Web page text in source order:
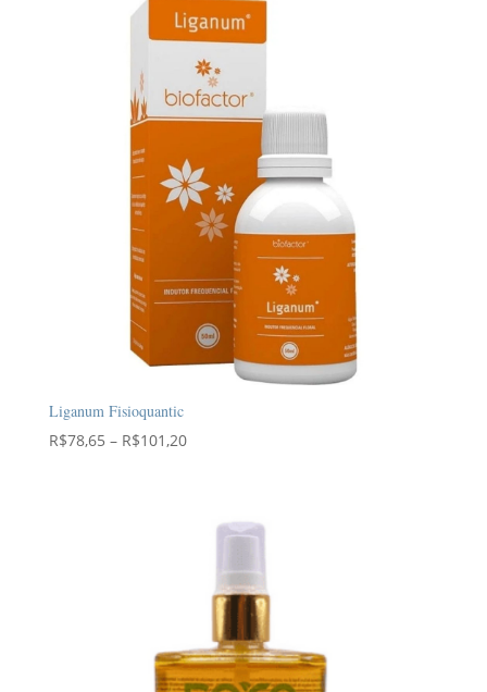
R$75,90
através
R$106,70
Liganum Fisioquantic
R$78,65 – R$101,20Faixa
através